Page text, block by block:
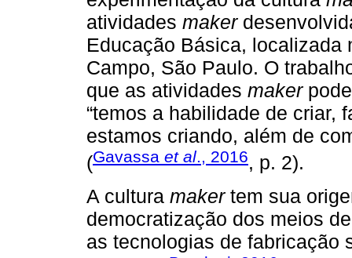
atividades maker
Educação Básica, localizada
Campo, São Paulo. O
que as atividades maker
“temos a habilidade de criar,
estamos criando, além de
(Gavassa et al., 2016, p. 2).
A cultura makertem sua
democratização dos meios
as tecnologias de fabricação